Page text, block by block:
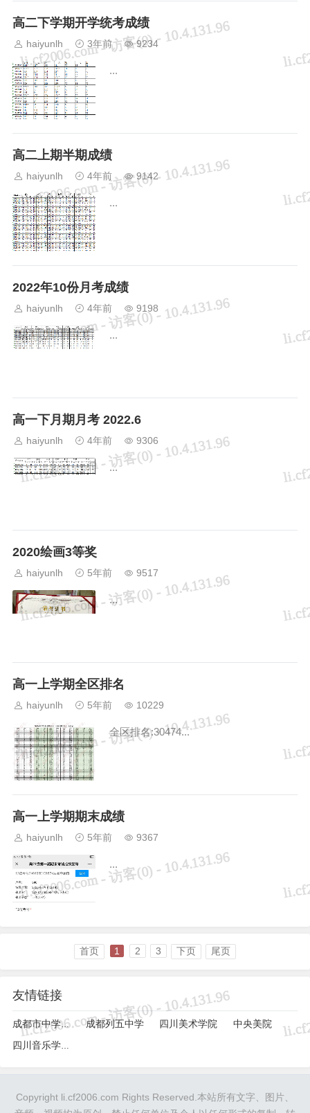
高二下学期开学统考成绩
haiyunlh 3年前 9234
...
高二上期半期成绩
haiyunlh 4年前 9142
...
2022年10份月考成绩
haiyunlh 4年前 9198
...
高一下月期月考 2022.6
haiyunlh 4年前 9306
...
2020绘画3等奖
haiyunlh 5年前 9517
...
高一上学期全区排名
haiyunlh 5年前 10229
全区排名:30474...
高一上学期期末成绩
haiyunlh 5年前 9367
...
首页 1 2 3 下页 尾页
友情链接
成都市中学生综合素质评价记录管理系统 成都列五中学 四川美术学院 中央美院
Copyright li.cf2006.com Rights Reserved.本站所有文字、图片、